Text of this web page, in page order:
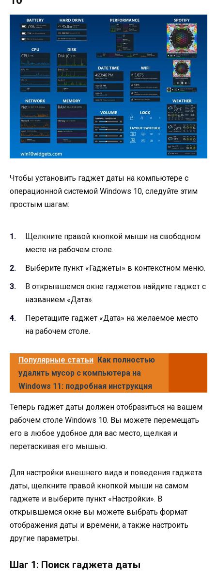
Чтобы установить гаджет даты на компьютере с
операционной системой Windows 10, следуйте этим
простым шагам:
Щелкните правой кнопкой мыши на свободном
месте на рабочем столе.
Выберите пункт «Гаджеты» в контекстном меню.
В открывшемся окне гаджетов найдите гаджет с
названием «Дата».
Перетащите гаджет «Дата» на желаемое место
на рабочем столе.
Популярные статьи Как полностью
удалить мусор с компьютера на
Windows 11: подробная инструкция
Теперь гаджет даты должен отобразиться на вашем
рабочем столе Windows 10. Вы можете перемещать
его в любое удобное для вас место, щелкая и
перетаскивая его мышью.
Для настройки внешнего вида и поведения гаджета
даты, щелкните правой кнопкой мыши на самом
гаджете и выберите пункт «Настройки». В
открывшемся окне вы можете выбрать формат
отображения даты и времени, а также настроить
другие параметры.
Шаг 1: Поиск гаджета даты